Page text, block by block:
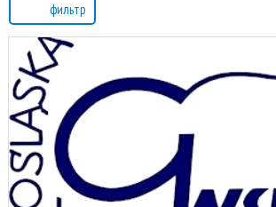
фильтр